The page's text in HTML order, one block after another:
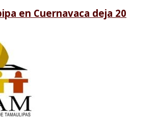
en Cuernavaca deja 20